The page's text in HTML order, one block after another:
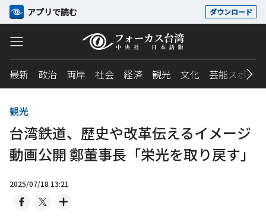
アプリで読む ダウンロード
最新 政治 両岸 社会 経済 観光 文化 芸能スポーツ
観光
台湾鉄道、歴史や改革伝えるイメージ
動画公開 鄭董事長「栄光を取り戻す」
2025/07/18 13:21